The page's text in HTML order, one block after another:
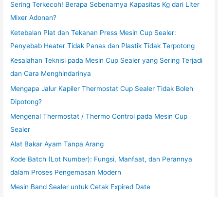
Sering Terkecoh! Berapa Sebenarnya Kapasitas Kg dari Liter
Mixer Adonan?
Ketebalan Plat dan Tekanan Press Mesin Cup Sealer:
Penyebab Heater Tidak Panas dan Plastik Tidak Terpotong
Kesalahan Teknisi pada Mesin Cup Sealer yang Sering Terjadi
dan Cara Menghindarinya
Mengapa Jalur Kapiler Thermostat Cup Sealer Tidak Boleh
Dipotong?
Mengenal Thermostat / Thermo Control pada Mesin Cup
Sealer
Alat Bakar Ayam Tanpa Arang
Kode Batch (Lot Number): Fungsi, Manfaat, dan Perannya
dalam Proses Pengemasan Modern
Mesin Band Sealer untuk Cetak Expired Date